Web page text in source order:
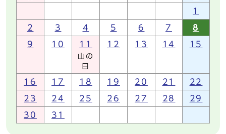
1
2 3 4 5 6 7 8
9 10 11
山の
日
12 13 14 15
16 17 18 19 20 21 22
23 24 25 26 27 28 29
30 31